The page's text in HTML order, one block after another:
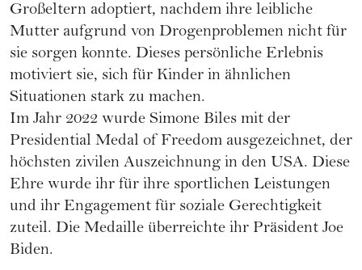
Großeltern adoptiert, nachdem ihre leibliche
Mutter aufgrund von Drogenproblemen nicht für
sie sorgen konnte. Dieses persönliche Erlebnis
motiviert sie, sich für Kinder in ähnlichen
Situationen stark zu machen.
Im Jahr 2022 wurde Simone Biles mit der
Presidential Medal of Freedom ausgezeichnet, der
höchsten zivilen Auszeichnung in den USA. Diese
Ehre wurde ihr für ihre sportlichen Leistungen
und ihr Engagement für soziale Gerechtigkeit
zuteil. Die Medaille überreichte ihr Präsident Joe
Biden.